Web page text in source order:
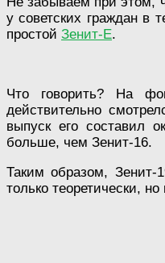
у советских граждан в
простой Зенит-Е.
Что говорить? На
действительно
выпуск его составил
больше, чем Зенит-16.
Таким образом,
только теоретически, но